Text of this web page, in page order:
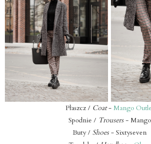
Płaszcz / Coat- Mango
Spodnie / Trousers- Mango
Buty / Shoes- Sixtyseven